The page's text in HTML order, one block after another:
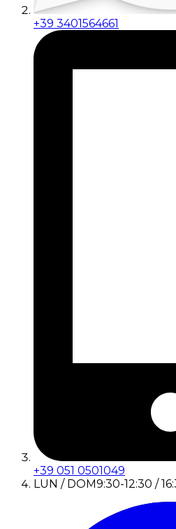
+39 3401564661
+39 051 0501049
LUN / DOM9:30-12:30 /